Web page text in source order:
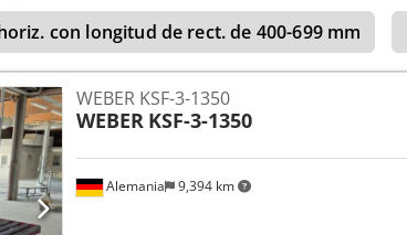
para trabajo en húmedo, equipada con 2
Brite). La máquina se utiliza para el acabado
ancho. Csdjyn E H Repfx Amverf En la parte
con filtro de fibra. La máquina se encuentra en
más información técnica en la documentación.
con longitud de rect. de 400-699 mm
Alemania 9,394 km
WEBER KSF-3-1350
WEBER KSF-3-1350